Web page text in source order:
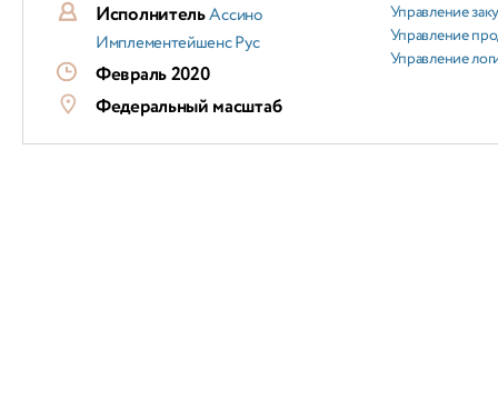
ИсполнительАссино
Имплементейшенс Рус
Февраль 2020
Федеральный масштаб
Управление
Управление
Управление